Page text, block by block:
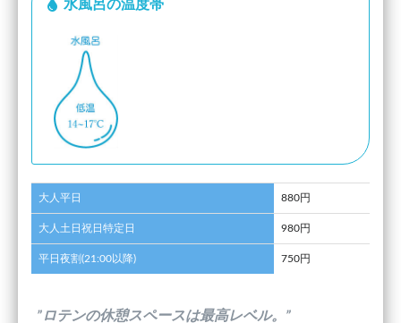
水風呂の温度帯
大人平日 880円
大人土日祝日特定日 980円
平日夜割(21:00以降) 750円
”ロテンの休憩スペースは最高レベル。”